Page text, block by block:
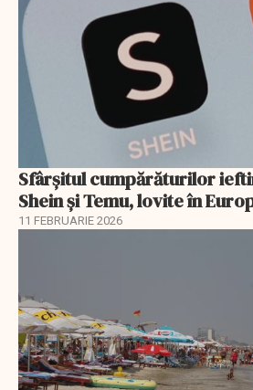
Sfârșitul cumpărăturilor
Shein și Temu, lovite în
11 FEBRUARIE 2026